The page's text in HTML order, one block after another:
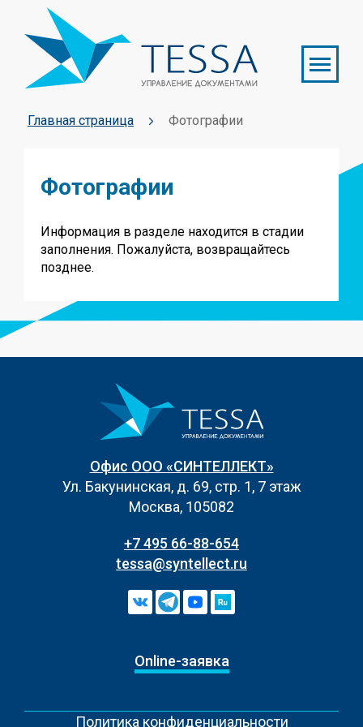
Главная страница Фотографии
Фотографии
Информация в разделе находится в стадии
заполнения. Пожалуйста, возвращайтесь
позднее.
Офис ООО «СИНТЕЛЛЕКТ»
Ул. Бакунинская, д. 69, стр. 1, 7 этаж
Москва, 105082
+7 495 66-88-654
tessa@syntellect.ru
Online-заявка
Политика конфиденциальности